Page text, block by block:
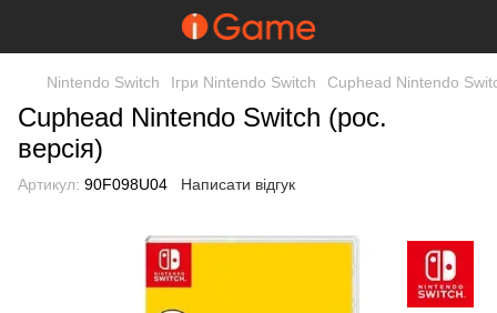
Nintendo Switch Ігри Nintendo Switch Cuphead Nintendo
Cuphead Nintendo Switch (рос.
версія)
Артикул: 90F098U04 Написати відгук